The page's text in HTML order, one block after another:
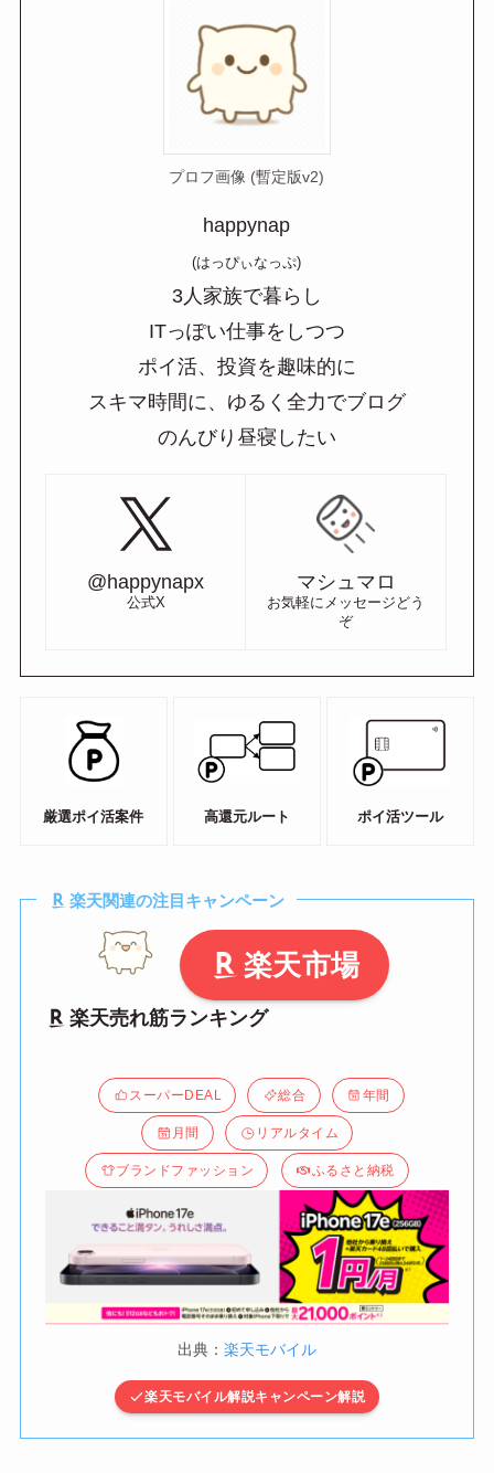
プロフ画像 (暫定版v2)
happynap
(はっぴぃなっぷ)
3人家族で暮らし
ITっぽい仕事をしつつ
ポイ活、投資を趣味的に
スキマ時間に、ゆるく全力でブログ
のんびり昼寝したい
@happynapx
公式X
マシュマロ
お気軽にメッセージどう
ぞ
厳選ポイ活案件 高還元ルート ポイ活ツール
楽天関連の注目キャンペーン
楽天市場
楽天売れ筋ランキング
スーパーDEAL 総合 年間
月間 リアルタイム
ブランドファッション ふるさと納税
出典： 楽天モバイル
楽天モバイル解説キャンペーン解説